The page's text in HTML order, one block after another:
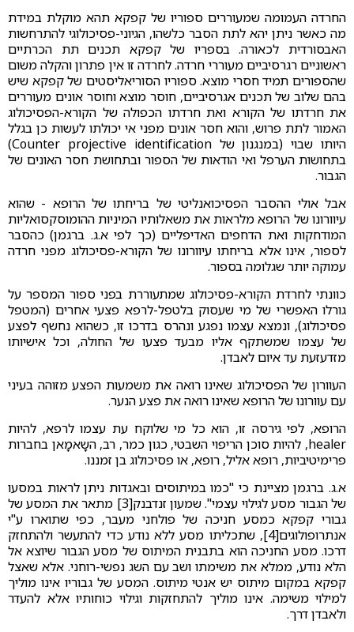
החרדה העמומה שמעוררים ספוריו של קפקא תהא מוקלת במידת
מה כאשר ניתן יהא לתת הסבר כלשהו, הגיוני-פסיכולוגי להתרחשות
האבסורדית לכאורה. בספריו של קפקא תכנים תת הכרתיים
ראשוניים רגרסיביים מעוררי חרדה. לחרדה זו אין פתרון והקלה משום
שהספורים תמיד חסרי מוצא. ספוריו הסוריאליסטים של קפקא שיש
בהם שלוב של תכנים אגרסיביים, חוסר מוצא וחוסר אונים מעוררים
את חרדתו של הקורא ואת חרדתו הכפולה של הקורא-הפסיכולוג
האמור לתת פרוש, והוא חסר אונים מפני אי יכולתו לעשות כן בגלל
היותו שבוי (במנגנון של Counter projective identification)
בתחושות הערפל ואי הודאות של הספור ובתחושת חסר האונים של
הגבור.
אבל אולי ההסבר הפסיכואנליטי של בריחתו של הרופא - שהוא
עיוורונו של הרופא מלראות את משאלותיו המיניות ההומוסקסואליות
המודחקות ואת הדחפים האדיפליים (כך לפי א.ג. ברגמן) כהסבר
לספור, אינו אלא בריחתו עיוורונו של הקורא-פסיכולוג מפני חרדה
עמוקה יותר שגלומה בספור.
כוונתי לחרדת הקורא-פסיכולוג שמתעוררת בפני ספור המספר על
גורלו האפשרי של מי שעסוק בלטפל-לרפא פצעי אחרים (המטפל
פסיכולוג), ונמצא עצמו נפגע ונהרס בדרכו זו, כשהוא נחשף לפצע
של עצמו שמשתקף אליו מבעד פצעו של החולה, וכל אישיותו
מזדעזעת עד איום לאבדן.
העוורון של הפסיכולוג שאינו רואה את משמעות הפצע מזוהה בעיני
עם עוורונו של הרופא שאינו רואה את פצע הנער.
הרופא, לפי גירסה זו, הוא כל מי שלוקח עת עצמו לרפא, להיות
healer, להיות סוכן הריפוי השבטי, כגון כמר, רב, השָאמָאן בחברות
פרימיטיביות, רופא אליל, רופא, או פסיכולוג בן זמננו.
א.ג. ברגמן מציינת כי "כמו במיתוסים ובאגדות ניתן לראות במסעו
של הגבור מסע לגילוי עצמי". שמעון זנדבנק[3] מתאר את המסע של
גבורי קפקא כמסע חניכה של פולחני מעבר, כפי שתוארו ע"י
אנתרופולוגים[4], שתכליתו מסע ללא נודע כדי להתעשר ולהתחזק
דרכו. מסע החניכה הוא בתבנית המיתוס של מסע הגבור שיוצא אל
הלא נודע, ממלא את משימתו ושב עם השג נפשי-רוחני. אלא שאצל
קפקא במקום מיתוס יש אנטי מיתוס. המסע של גבוריו אינו מוליך
למילוי משימה. אינו מוליך להתחזקות וגילוי כוחותיו אלא להעדר
ולאבדן דרך.